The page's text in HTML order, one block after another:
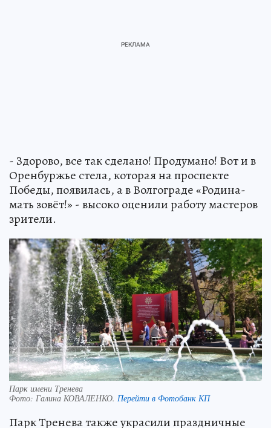
- Здорово, все так сделано! Продумано! Вот и в
Оренбуржье стела, которая на проспекте
Победы, появилась, а в Волгограде «Родина-
мать зовёт!» - высоко оценили работу мастеров
зрители.
Парк имени Тренева
Фото: Галина КОВАЛЕНКО. Перейти в Фотобанк КП
Парк Тренева также украсили праздничные